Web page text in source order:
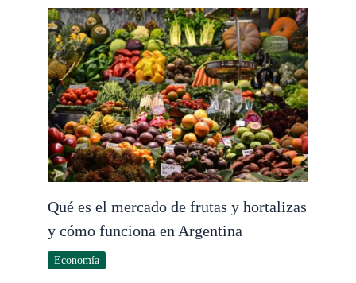
Qué es el mercado de frutas y hortalizas
y cómo funciona en Argentina
Economía